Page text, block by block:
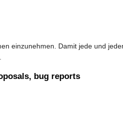
einzunehmen. Damit jede und
bug reports